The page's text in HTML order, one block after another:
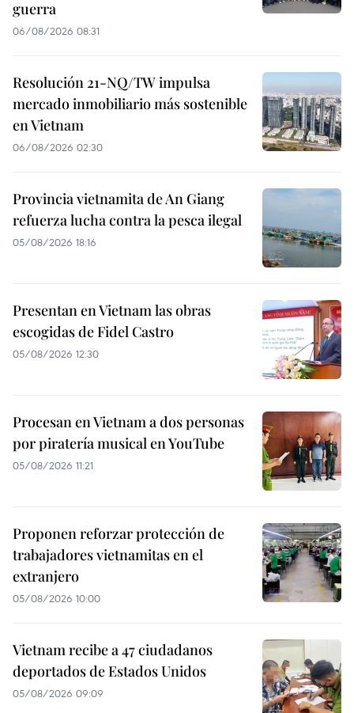
guerra
06/08/2026 08:31
Resolución 21-NQ/TW impulsa
mercado inmobiliario más sostenible
en Vietnam
06/08/2026 02:30
Provincia vietnamita de An Giang
refuerza lucha contra la pesca ilegal
05/08/2026 18:16
Presentan en Vietnam las obras
escogidas de Fidel Castro
05/08/2026 12:30
Procesan en Vietnam a dos personas
por piratería musical en YouTube
05/08/2026 11:21
Proponen reforzar protección de
trabajadores vietnamitas en el
extranjero
05/08/2026 10:00
Vietnam recibe a 47 ciudadanos
deportados de Estados Unidos
05/08/2026 09:09